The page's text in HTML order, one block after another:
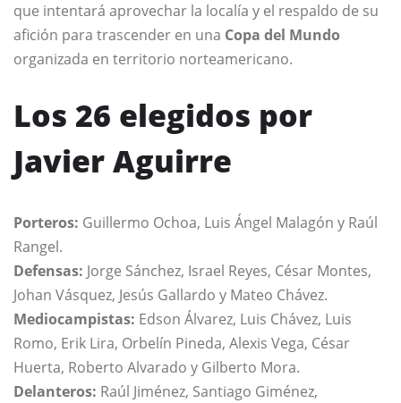
que intentará aprovechar la localía y el respaldo de su
afición para trascender en una Copa del Mundo
organizada en territorio norteamericano.
Los 26 elegidos por
Javier Aguirre
Porteros: Guillermo Ochoa, Luis Ángel Malagón y Raúl
Rangel.
Defensas: Jorge Sánchez, Israel Reyes, César Montes,
Johan Vásquez, Jesús Gallardo y Mateo Chávez.
Mediocampistas: Edson Álvarez, Luis Chávez, Luis
Romo, Erik Lira, Orbelín Pineda, Alexis Vega, César
Huerta, Roberto Alvarado y Gilberto Mora.
Delanteros: Raúl Jiménez, Santiago Giménez,